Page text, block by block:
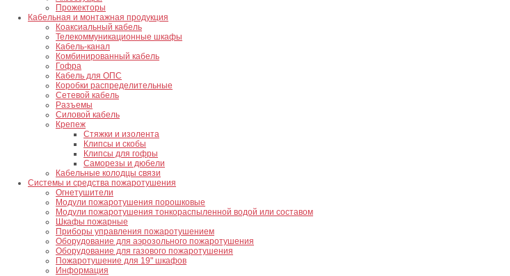
Прожекторы
Кабельная и монтажная продукция
Коаксиальный кабель
Телекоммуникационные шкафы
Кабель-канал
Комбинированный кабель
Гофра
Кабель для ОПС
Коробки распределительные
Сетевой кабель
Разъемы
Силовой кабель
Крепеж
Стяжки и изолента
Клипсы и скобы
Клипсы для гофры
Саморезы и дюбели
Кабельные колодцы связи
Системы и средства пожаротушения
Огнетушители
Модули пожаротушения порошковые
Модули пожаротушения тонкораспыленной водой или составом
Шкафы пожарные
Приборы управления пожаротушением
Оборудование для аэрозольного пожаротушения
Оборудование для газового пожаротушения
Пожаротушение для 19" шкафов
Информация